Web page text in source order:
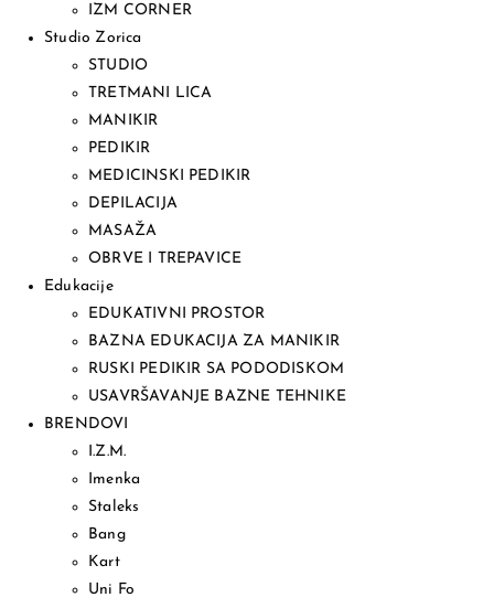
IZM CORNER
Studio Zorica
STUDIO
TRETMANI LICA
MANIKIR
PEDIKIR
MEDICINSKI PEDIKIR
DEPILACIJA
MASAŽA
OBRVE I TREPAVICE
Edukacije
EDUKATIVNI PROSTOR
BAZNA EDUKACIJA ZA MANIKIR
RUSKI PEDIKIR SA PODODISKOM
USAVRŠAVANJE BAZNE TEHNIKE
BRENDOVI
I.Z.M.
Imenka
Staleks
Bang
Kart
Uni Fo